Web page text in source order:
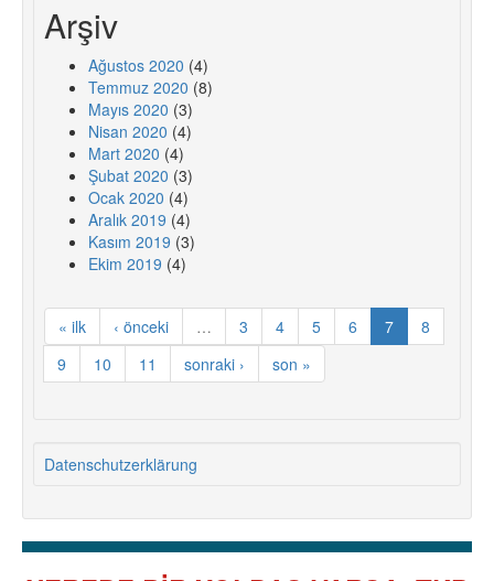
Arşiv
Ağustos 2020 (4)
Temmuz 2020 (8)
Mayıs 2020 (3)
Nisan 2020 (4)
Mart 2020 (4)
Şubat 2020 (3)
Ocak 2020 (4)
Aralık 2019 (4)
Kasım 2019 (3)
Ekim 2019 (4)
« ilk ‹ önceki … 3 4 5 6 7
8
9
10 11 sonraki › son »
Datenschutzerklärung